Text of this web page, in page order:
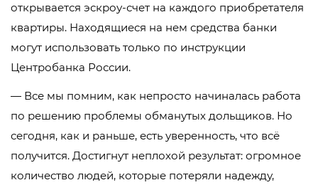
открывается эскроу-счет на каждого приобретателя
квартиры. Находящиеся на нем средства банки
могут использовать только по инструкции
Центробанка России.
— Все мы помним, как непросто начиналась работа
по решению проблемы обманутых дольщиков. Но
сегодня, как и раньше, есть уверенность, что всё
получится. Достигнут неплохой результат: огромное
количество людей, которые потеряли надежду,